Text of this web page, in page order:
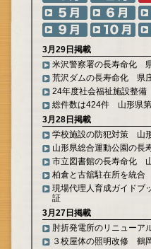
3月29日掲載
米沢警察署の長寿命化
荒沢ダムの長寿命化 県
24年度社会福祉施設整
総件数は424件 山形県第
3月28日掲載
学校施設の防犯対策 山
山形県総合運動公園の
市立図書館の長寿命化
柏倉と古舘駐在所を統
現場代理人育成ガイド
証
3月27日掲載
肘折発電所のリニュー
３校屋体の照明改修 鶴